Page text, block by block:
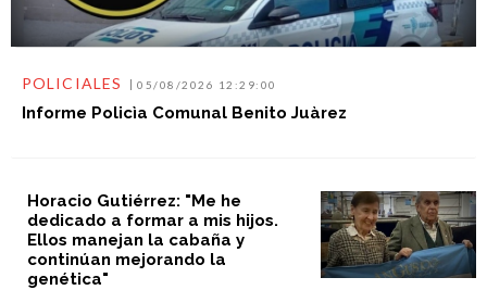
POLICIALES 05/08/2026 12:29:00
Informe Policìa Comunal Benito Juàrez
Horacio Gutiérrez: "Me he
dedicado a formar a mis hijos.
Ellos manejan la cabaña y
continúan mejorando la
genética"